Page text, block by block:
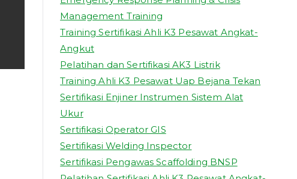
Management Training
Training Sertifikasi Ahli K3 Pesawat Angkat-
Angkut
Pelatihan dan Sertifikasi AK3 Listrik
Training Ahli K3 Pesawat Uap Bejana Tekan
Sertifikasi Enjiner Instrumen Sistem Alat
Ukur
Sertifikasi Operator GIS
Sertifikasi Welding Inspector
Sertifikasi Pengawas Scaffolding BNSP